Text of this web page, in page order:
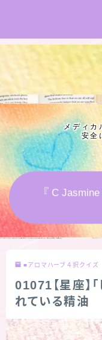
Cジャスミン瑠璃
プロフィール
アロマハーブアン
おすすめ商品＆レ
★スペシャルアロ
お問い合わせ
サイトマップ
メディカ
安全
『 C
■アロマハーブ４択クイズ
01071【星座】
れている精油